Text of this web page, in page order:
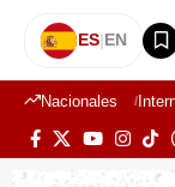
ES|EN
Nacionales